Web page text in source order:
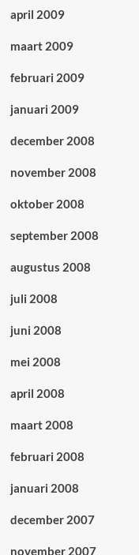
april 2009
maart 2009
februari 2009
januari 2009
december 2008
november 2008
oktober 2008
september 2008
augustus 2008
juli 2008
juni 2008
mei 2008
april 2008
maart 2008
februari 2008
januari 2008
december 2007
november 2007